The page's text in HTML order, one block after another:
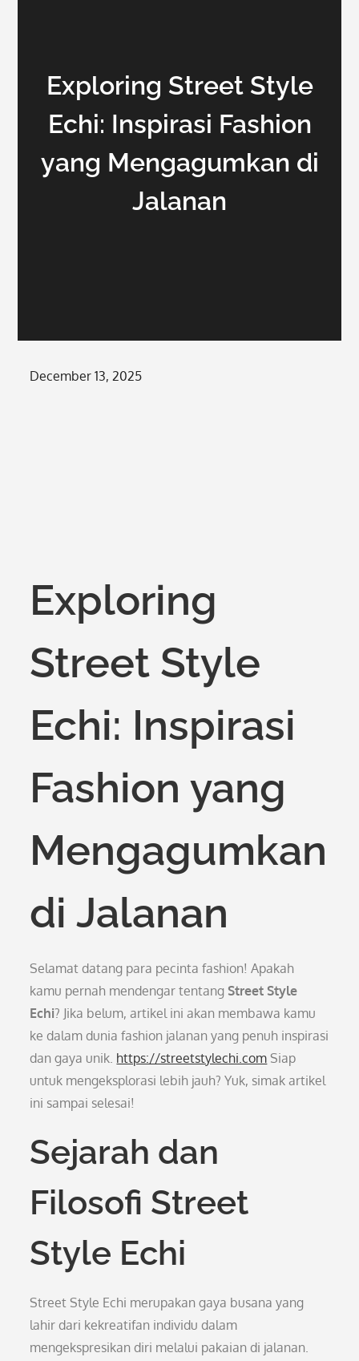
Exploring Street Style
Echi: Inspirasi Fashion
yang Mengagumkan di
Jalanan
Posted
December 13, 2025
Exploring
Street Style
Echi: Inspirasi
Fashion yang
Mengagumkan
di Jalanan
Selamat datang para pecinta fashion! Apakah
kamu pernah mendengar tentang Street Style
Echi? Jika belum, artikel ini akan membawa kamu
ke dalam dunia fashion jalanan yang penuh inspirasi
dan gaya unik. https://streetstylechi.com Siap
untuk mengeksplorasi lebih jauh? Yuk, simak artikel
ini sampai selesai!
Sejarah dan
Filosofi Street
Style Echi
Street Style Echi merupakan gaya busana yang
lahir dari kekreatifan individu dalam
mengekspresikan diri melalui pakaian di jalanan.